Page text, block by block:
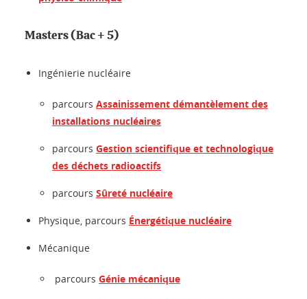
Masters (Bac + 5)
Ingénierie nucléaire
parcours Assainissement démantèlement des
installations nucléaires
parcours Gestion scientifique et technologique
des déchets radioactifs
parcours Sûreté nucléaire
Physique, parcours Énergétique nucléaire
Mécanique
parcours Génie mécanique